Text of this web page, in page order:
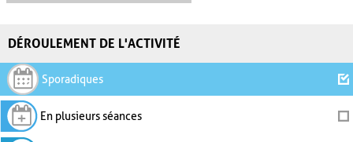
DÉROULEMENT DE L'ACTIVITÉ
Sporadiques
En plusieurs séances